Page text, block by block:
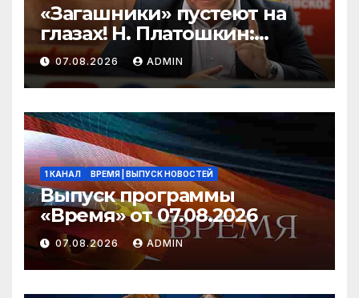
«Загашники» пустеют на
глазах! Н. Платошкин:
посмотрите, что власть
скрывает за красивыми
отчётами!
07.08.2026 ADMIN
1 КАНАЛ ВРЕМЯ | ВЫПУСК НОВОСТЕЙ
Выпуск программы
«Время» от 07.08.2026
07.08.2026 ADMIN